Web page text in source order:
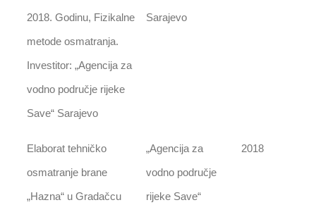
2018. Godinu, Fizikalne
metode osmatranja.
Investitor: „Agencija za
vodno područje rijeke
Save“ Sarajevo
Sarajevo
Elaborat tehničko
osmatranje brane
„Hazna“ u Gradačcu
„Agencija za
vodno područje
rijeke Save“
2018